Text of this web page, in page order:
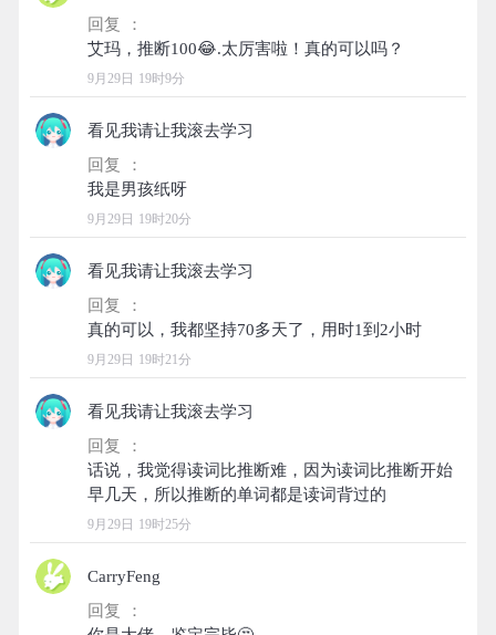
回复 ：
9月29日 19时9分
看见我请让我滚去学习
回复 ：
9月29日 19时20分
看见我请让我滚去学习
回复 ：
9月29日 19时21分
看见我请让我滚去学习
回复 ：
话说，我觉得读词比推断难，因为读词比推断开始
9月29日 19时25分
CarryFeng
回复 ：